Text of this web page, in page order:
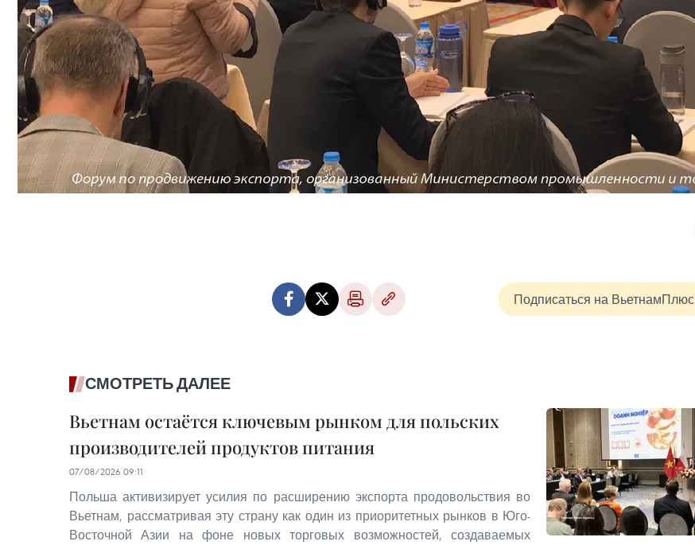
Подписаться на ВьетнамПлюс
СМОТРЕТЬ ДАЛЕЕ
Вьетнам остаётся ключевым рынком для польских
производителей продуктов питания
07/08/2026 09:11
Польша активизирует усилия по расширению экспорта продовольствия во
Вьетнам, рассматривая эту страну как один из приоритетных рынков в Юго-
Восточной Азии на фоне новых торговых возможностей, создаваемых